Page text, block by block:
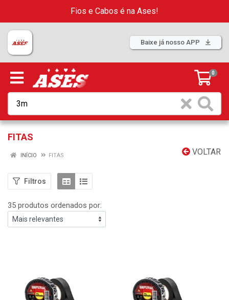
Fios e Cabos é na Ases!
Baixe já nosso APP
0
FITAS
VOLTAR
INÍCIO FITAS
Filtros
35 produtos ordenados por: